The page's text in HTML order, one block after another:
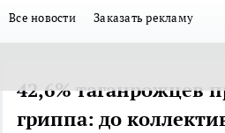
Все новости Заказать рекламу
42,6% таганрожцев
гриппа: до